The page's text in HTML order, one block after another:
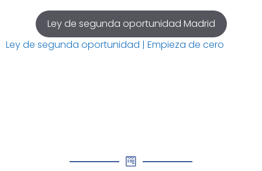
Ley de segunda oportunidad Madrid
Ley de segunda oportunidad | Empieza de cero